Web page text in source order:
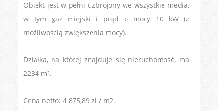
Obiekt jest w pełni uzbrojony we wszystkie media,
w tym gaz miejski i prąd o mocy 10 kW (z
możliwością zwiększenia mocy).
Działka, na której znajduje się nieruchomość, ma
2234 m².
Cena netto: 4 875,89 zł / m2.